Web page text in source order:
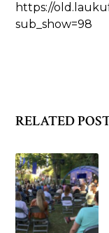
https://
sub_show=98
RELATED